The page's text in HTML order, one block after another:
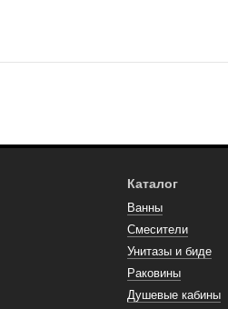
Каталог
Ванны
Смесители
Унитазы и биде
Раковины
Душевые кабины